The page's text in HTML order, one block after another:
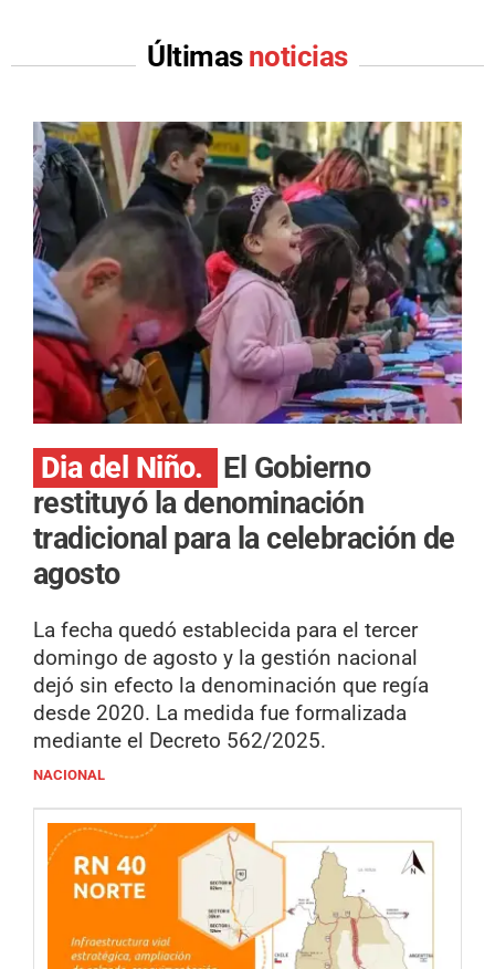
Últimas noticias
Dia del Niño.
El Gobierno
restituyó la denominación
tradicional para la celebración de
agosto
La fecha quedó establecida para el tercer
domingo de agosto y la gestión nacional
dejó sin efecto la denominación que regía
desde 2020. La medida fue formalizada
mediante el Decreto 562/2025.
NACIONAL